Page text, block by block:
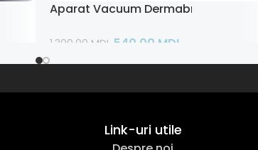
Aparat Vacuum Dermabraziune
1.300,00 MDL 540,00 MDL
Adaugă În Coș
Link-uri utile